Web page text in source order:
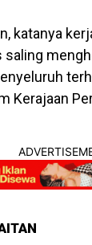
katanya
saling
Kerajaan